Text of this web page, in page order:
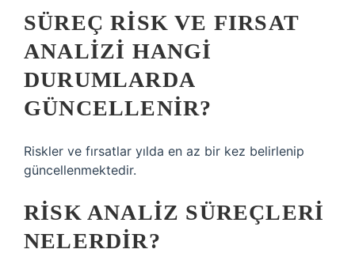
SÜREÇ RISK VE FIRSAT
ANALIZI HANGI
DURUMLARDA
GÜNCELLENIR?
Riskler ve fırsatlar yılda en az bir kez belirlenip
güncellenmektedir.
RISK ANALIZ SÜREÇLERI
NELERDIR?